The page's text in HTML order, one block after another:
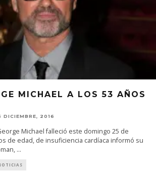
MICHAEL A LOS 53 AÑOS
DICIEMBRE, 2016
Michael falleció este domingo 25 de
de edad, de insuficiencia cardíaca informó su
...